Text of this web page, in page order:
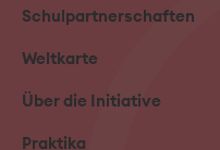
Schulpartnerschaften
Weltkarte
Über die Initiative
Praktika